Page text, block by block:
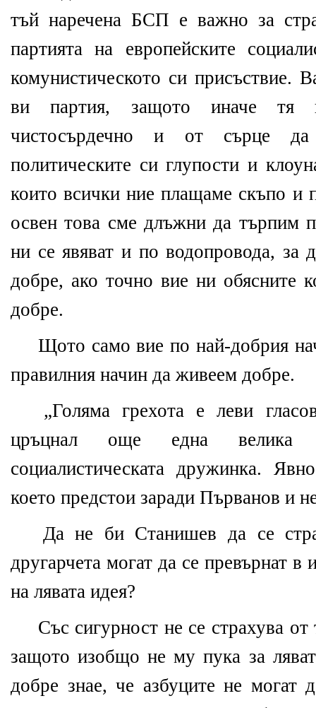
тъй наречена БСП е важно за
партията на европейските
комунистическото си присъствие.
ви партия, защото иначе тя
чистосърдечно и от сърце
политическите си глупости и
които всички ние плащаме скъпо и
освен това сме длъжни да търпим
ни се явяват и по водопровода, за
добре, ако точно вие ни обясните
добре.
Щото само вие по най-добрия
правилния начин да живеем добре.
„Голяма грехота е леви
цръцнал още една велика
социалистическата дружинка.
което предстои заради Първанов и
Да не би Станишев да се
другарчета могат да се превърнат в
на лявата идея?
Със сигурност не се страхува
защото изобщо не му пука за
добре знае, че азбуците не могат